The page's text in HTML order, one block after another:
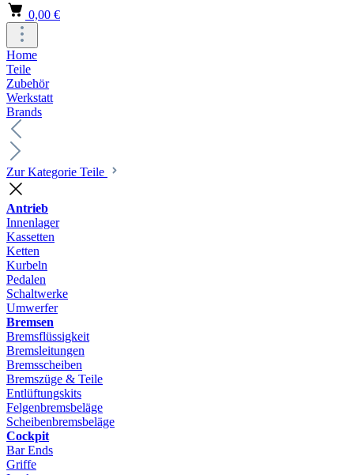
0,00 €
Home
Teile
Zubehör
Werkstatt
Brands
Zur Kategorie Teile
Antrieb
Innenlager
Kassetten
Ketten
Kurbeln
Pedalen
Schaltwerke
Umwerfer
Bremsen
Bremsflüssigkeit
Bremsleitungen
Bremsscheiben
Bremszüge & Teile
Entlüftungskits
Felgenbremsbeläge
Scheibenbremsbeläge
Cockpit
Bar Ends
Griffe